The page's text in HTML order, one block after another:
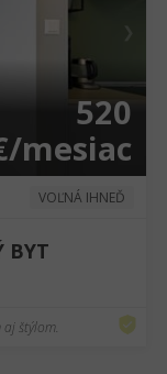
520
mesiac
VOĽNÁ IHNEĎ
BYT
štýlom.